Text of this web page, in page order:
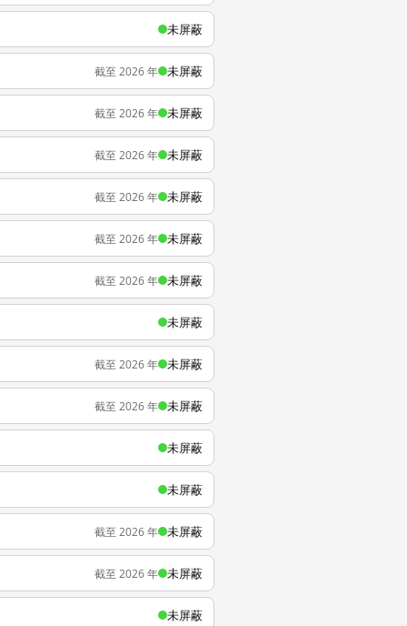
未屏蔽
截至 2026 年 未屏蔽
截至 2026 年 未屏蔽
截至 2026 年 未屏蔽
截至 2026 年 未屏蔽
截至 2026 年 未屏蔽
截至 2026 年 未屏蔽
未屏蔽
截至 2026 年 未屏蔽
截至 2026 年 未屏蔽
未屏蔽
未屏蔽
截至 2026 年 未屏蔽
截至 2026 年 未屏蔽
未屏蔽